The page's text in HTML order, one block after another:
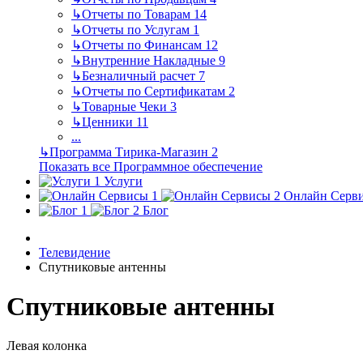
↳Отчеты по Товарам 14
↳Отчеты по Услугам 1
↳Отчеты по Финансам 12
↳Внутренние Накладные 9
↳Безналичный расчет 7
↳Отчеты по Сертификатам 2
↳Товарные Чеки 3
↳Ценники 11
...
↳Программа Тирика-Магазин 2
Показать все Программное обеспечение
Услуги
Онлайн
Блог
Телевидение
Спутниковые антенны
Спутниковые антенны
Левая колонка